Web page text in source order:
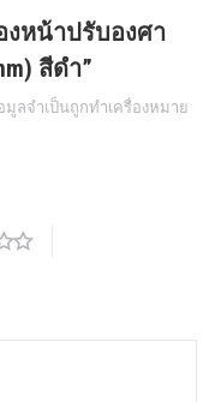
งหน้าปรับองศา
สีดำ”
มูลจำเป็นถูกทำเครื่องหมาย